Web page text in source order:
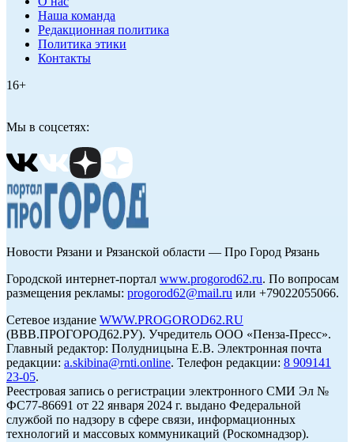
Наша команда
Редакционная политика
Политика этики
Контакты
16+
Мы в соцсетях:
Новости Рязани и Рязанской области — Про Город Рязань
Городской интернет-портал www.progorod62.ru. По вопросам
размещения рекламы: progorod62@mail.ru или +79022055066.
Сетевое издание WWW.PROGOROD62.RU
(ВВВ.ПРОГОРОД62.РУ). Учредитель ООО «Пенза-Пресс».
Главный редактор: Полудницына Е.В. Электронная почта
редакции: a.skibina@rnti.online. Телефон редакции: 8 909141
23-05.
Реестровая запись о регистрации электронного СМИ Эл №
ФС77-86691 от 22 января 2024 г. выдано Федеральной
службой по надзору в сфере связи, информационных
технологий и массовых коммуникаций (Роскомнадзор).